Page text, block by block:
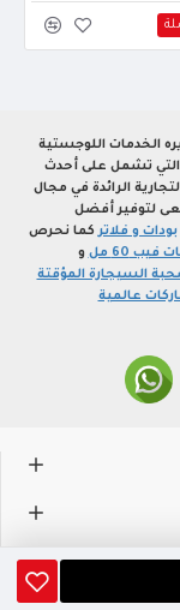
الخدمات اللوجستية
التي تشمل على أحدث
الرائدة في مجال
لتوفير أفضل
بودات و فلاتركما نحرص
فيب 60 مل
و
السيجارة المؤقتة
عالمية